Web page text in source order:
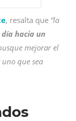
, resalta que “la
hacia un
mejorar el
que sea